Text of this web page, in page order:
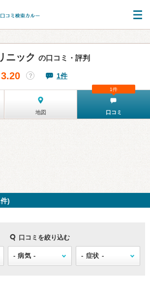
ニック の口コミ・評判
3.20 ？ 1件
地図 口コミ
1件
)
口コミを絞り込む